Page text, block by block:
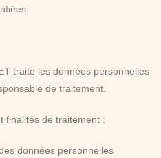
traite les données personnelles
de traitement.
finalités de traitement :
données personnelles